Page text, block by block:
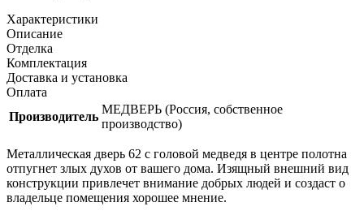
Характеристики
Описание
Отделка
Комплектация
Доставка и установка
Оплата
Производитель
МЕДВЕРЬ (Россия, собственное
производство)
Металлическая дверь 62 с головой медведя в центре полотна
отпугнет злых духов от вашего дома. Изящный внешний вид
конструкции привлечет внимание добрых людей и создаст о
владельце помещения хорошее мнение.